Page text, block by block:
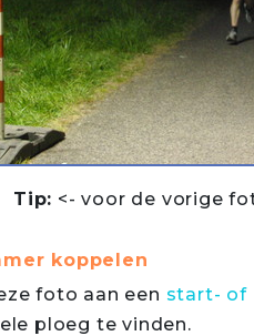
Tip: <- voor de vorige
koppelen
foto aan een start- of
ploeg te vinden.